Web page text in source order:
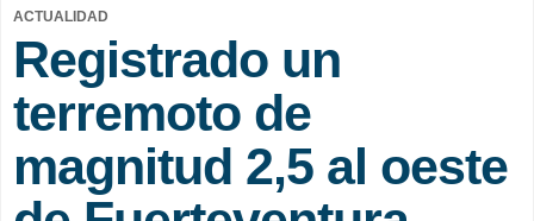
ACTUALIDAD
Registrado un
terremoto de
magnitud 2,5 al oeste